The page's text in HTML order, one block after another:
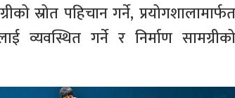
स्रोत पहिचान गर्ने, प्रयोगशालामार्फत
व्यवस्थित गर्ने र निर्माण सामग्रीको